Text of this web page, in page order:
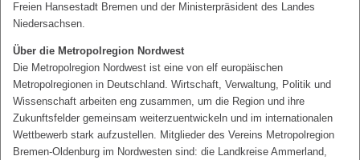
Freien Hansestadt Bremen und der Ministerpräsident des Landes
Niedersachsen.
Über die Metropolregion Nordwest
Die Metropolregion Nordwest ist eine von elf europäischen
Metropolregionen in Deutschland. Wirtschaft, Verwaltung, Politik und
Wissenschaft arbeiten eng zusammen, um die Region und ihre
Zukunftsfelder gemeinsam weiterzuentwickeln und im internationalen
Wettbewerb stark aufzustellen. Mitglieder des Vereins Metropolregion
Bremen-Oldenburg im Nordwesten sind: die Landkreise Ammerland,